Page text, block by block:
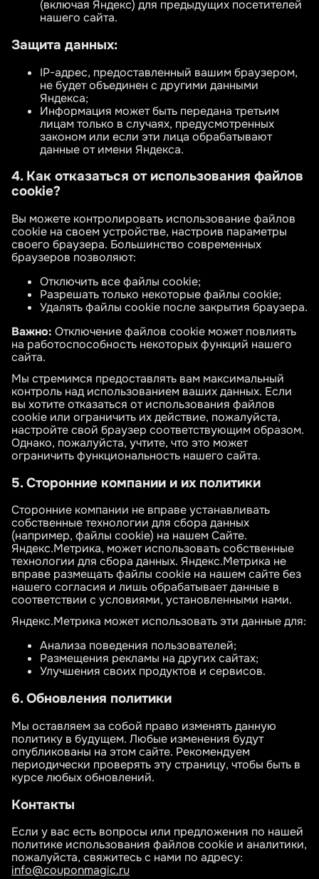
(включая Яндекс) для предыдущих посетителей
нашего сайта.
Защита данных:
IP-адрес, предоставленный вашим браузером,
не будет объединен с другими данными
Яндекса;
Информация может быть передана третьим
лицам только в случаях, предусмотренных
законом или если эти лица обрабатывают
данные от имени Яндекса.
4. Как отказаться от использования файлов
cookie?
Вы можете контролировать использование файлов
cookie на своем устройстве, настроив параметры
своего браузера. Большинство современных
браузеров позволяют:
Отключить все файлы cookie;
Разрешать только некоторые файлы cookie;
Удалять файлы cookie после закрытия браузера.
Важно: Отключение файлов cookie может повлиять
на работоспособность некоторых функций нашего
сайта.
Мы стремимся предоставлять вам максимальный
контроль над использованием ваших данных. Если
вы хотите отказаться от использования файлов
cookie или ограничить их действие, пожалуйста,
настройте свой браузер соответствующим образом.
Однако, пожалуйста, учтите, что это может
ограничить функциональность нашего сайта.
5. Сторонние компании и их политики
Сторонние компании не вправе устанавливать
собственные технологии для сбора данных
(например, файлы cookie) на нашем Сайте.
Яндекс.Метрика, может использовать собственные
технологии для сбора данных. Яндекс.Метрика не
вправе размещать файлы cookie на нашем сайте без
нашего согласия и лишь обрабатывает данные в
соответствии с условиями, установленными нами.
Яндекс.Метрика может использовать эти данные для:
Анализа поведения пользователей;
Размещения рекламы на других сайтах;
Улучшения своих продуктов и сервисов.
6. Обновления политики
Мы оставляем за собой право изменять данную
политику в будущем. Любые изменения будут
опубликованы на этом сайте. Рекомендуем
периодически проверять эту страницу, чтобы быть в
курсе любых обновлений.
Контакты
Если у вас есть вопросы или предложения по нашей
политике использования файлов cookie и аналитики,
пожалуйста, свяжитесь с нами по адресу:
info@couponmagic.ru